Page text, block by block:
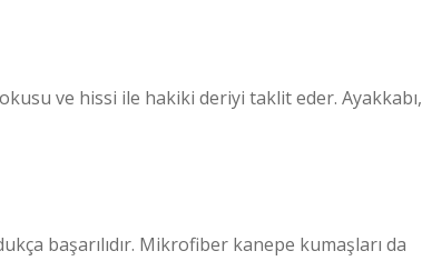
ve hissi ile hakiki deriyi taklit eder. Ayakkabı,
başarılıdır. Mikrofiber kanepe kumaşları da